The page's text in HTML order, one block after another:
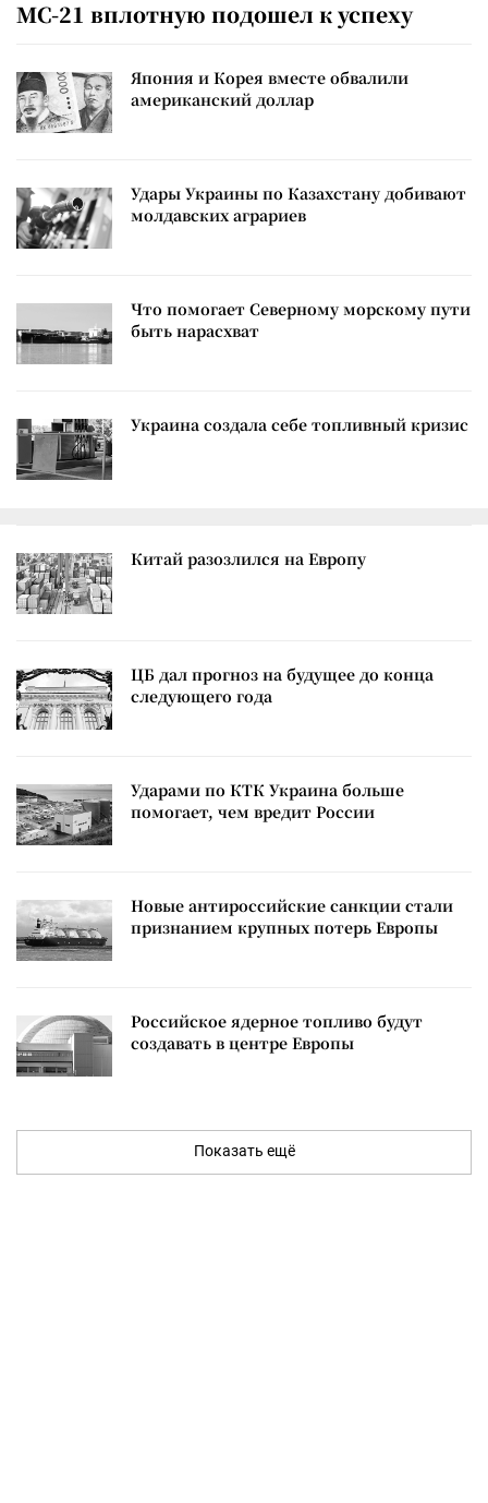
МС-21 вплотную подошел к успеху
Япония и Корея вместе обвалили
американский доллар
Удары Украины по Казахстану добивают
молдавских аграриев
Что помогает Северному морскому пути
быть нарасхват
Украина создала себе топливный кризис
Китай разозлился на Европу
ЦБ дал прогноз на будущее до конца
следующего года
Ударами по КТК Украина больше
помогает, чем вредит России
Новые антироссийские санкции стали
признанием крупных потерь Европы
Российское ядерное топливо будут
создавать в центре Европы
Показать ещё